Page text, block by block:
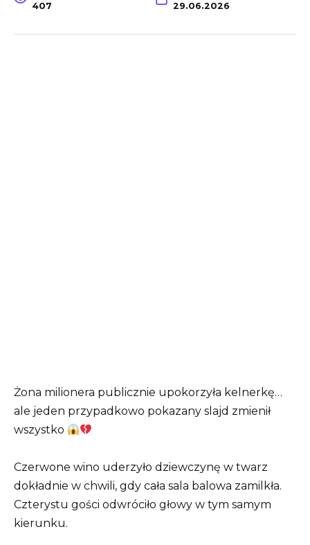
407 29.06.2026
Żona milionera publicznie upokorzyła kelnerkę…
ale jeden przypadkowo pokazany slajd zmienił
wszystko
Czerwone wino uderzyło dziewczynę w twarz
dokładnie w chwili, gdy cała sala balowa zamilkła.
Czterystu gości odwróciło głowy w tym samym
kierunku.